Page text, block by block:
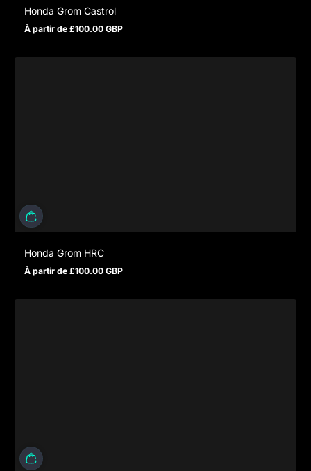
Honda Grom Castrol
Prix normal
À partir de £100.00 GBP
Honda Grom HRC
Prix normal
À partir de £100.00 GBP